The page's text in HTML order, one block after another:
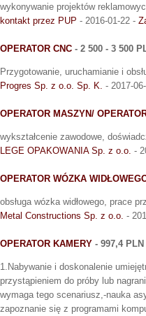
wykonywanie projektów
kontakt przez PUP - 2016-01-22 -
OPERATOR CNC - 2 500 - 3 500
Przygotowanie, uruchamianie i
Progres Sp. z o.o. Sp. K. - 2017-
OPERATOR MASZYN/
wykształcenie zawodowe,
LEGE OPAKOWANIA Sp. z o.o. -
OPERATOR WÓZKA
obsługa wózka widłowego, prace
Metal Constructions Sp. z o.o. -
OPERATOR KAMERY - 997,4 PLN
1.Nabywanie i doskonalenie
przystąpieniem do próby lub
wymaga tego scenariusz,-nauka
zapoznanie się z programami